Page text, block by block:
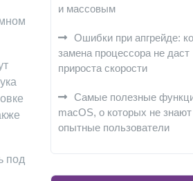
под
и массовым
Ошибки при апгрейде:
замена процессора не даст
прироста скорости
Самые полезные
macOS, о которых не
опытные пользователи